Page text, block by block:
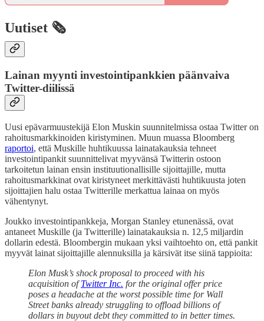
Uutiset 🗞️
Lainan myynti investointipankkien päänvaiva
Twitter-diilissä
Uusi epävarmuustekijä Elon Muskin suunnitelmissa ostaa Twitter on
rahoitusmarkkinoiden kiristyminen. Muun muassa Bloomberg
raportoi, että Muskille huhtikuussa lainatakauksia tehneet
investointipankit suunnittelivat myyvänsä Twitterin ostoon
tarkoitetun lainan ensin instituutionallisille sijoittajille, mutta
rahoitusmarkkinat ovat kiristyneet merkittävästi huhtikuusta joten
sijoittajien halu ostaa Twitterille merkattua lainaa on myös
vähentynyt.
Joukko investointipankkeja, Morgan Stanley etunenässä, ovat
antaneet Muskille (ja Twitterille) lainatakauksia n. 12,5 miljardin
dollarin edestä. Bloombergin mukaan yksi vaihtoehto on, että pankit
myyvät lainat sijoittajille alennuksilla ja kärsivät itse siinä tappioita:
Elon Musk’s shock proposal to proceed with his
acquisition ofTwitter Inc. for the original offer price
poses a headache at the worst possible time for Wall
Street banks already struggling to offload billions of
dollars in buyout debt they committed to in better times.